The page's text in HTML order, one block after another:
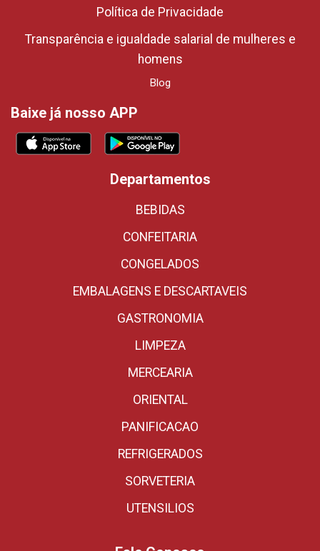
Política de Privacidade
Transparência e igualdade salarial de mulheres e
homens
Blog
Baixe já nosso APP
Departamentos
BEBIDAS
CONFEITARIA
CONGELADOS
EMBALAGENS E DESCARTAVEIS
GASTRONOMIA
LIMPEZA
MERCEARIA
ORIENTAL
PANIFICACAO
REFRIGERADOS
SORVETERIA
UTENSILIOS